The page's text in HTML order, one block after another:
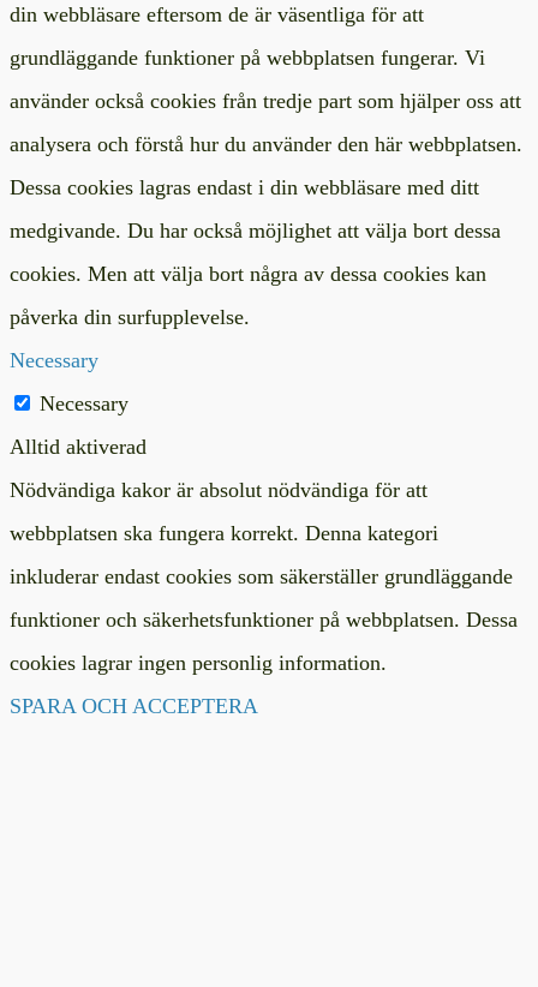
din webbläsare eftersom de är väsentliga för att
grundläggande funktioner på webbplatsen fungerar. Vi
använder också cookies från tredje part som hjälper oss att
analysera och förstå hur du använder den här webbplatsen.
Dessa cookies lagras endast i din webbläsare med ditt
medgivande. Du har också möjlighet att välja bort dessa
cookies. Men att välja bort några av dessa cookies kan
påverka din surfupplevelse.
Necessary
Necessary
Alltid aktiverad
Nödvändiga kakor är absolut nödvändiga för att
webbplatsen ska fungera korrekt. Denna kategori
inkluderar endast cookies som säkerställer grundläggande
funktioner och säkerhetsfunktioner på webbplatsen. Dessa
cookies lagrar ingen personlig information.
SPARA OCH ACCEPTERA